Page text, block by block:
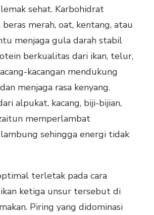
sehat. Karbohidrat
merah, oat, kentang, atau
menjaga gula darah stabil
berkualitas dari ikan, telur,
kacangan mendukung
menjaga rasa kenyang.
alpukat, kacang, biji-bijian,
memperlambat
sehingga energi tidak
terletak pada cara
ketiga unsur tersebut di
Piring yang didominasi